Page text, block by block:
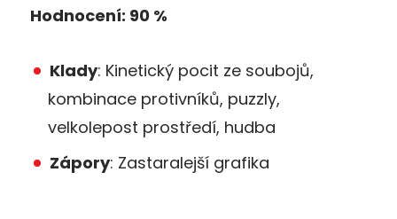
Hodnocení: 90 %
Klady: Kinetický pocit ze soubojů,
kombinace protivníků, puzzly,
velkolepost prostředí, hudba
Zápory: Zastaralejší grafika